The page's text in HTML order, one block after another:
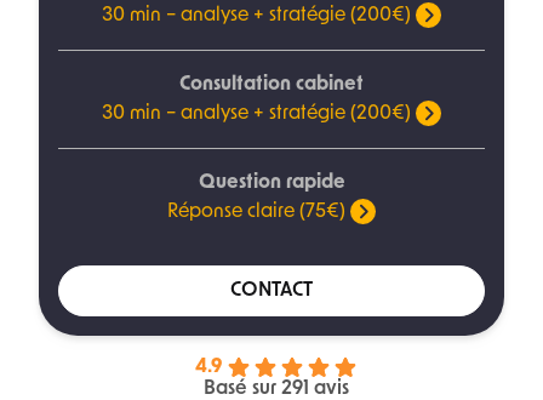
30 min – analyse + stratégie (200€)
Consultation cabinet
30 min – analyse + stratégie (200€)
Question rapide
Réponse claire (75€)
CONTACT
4.9
Basé sur 291 avis